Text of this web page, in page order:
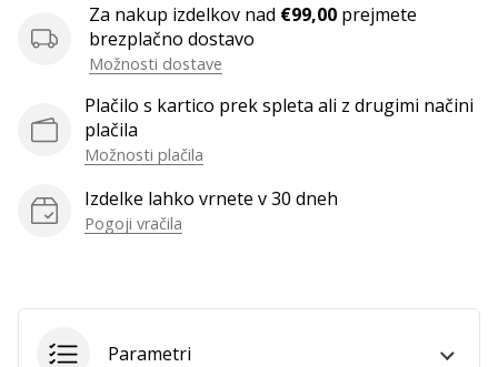
Za nakup izdelkov nad €99,00 prejmete
brezplačno dostavo
Možnosti dostave
Plačilo s kartico prek spleta ali z drugimi načini
plačila
Možnosti plačila
Izdelke lahko vrnete v 30 dneh
Pogoji vračila
Parametri